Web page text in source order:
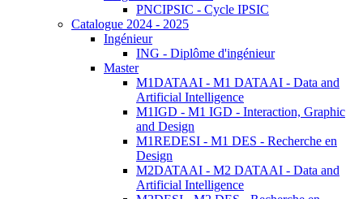
PNCIPSIC - Cycle IPSIC
Catalogue 2024 - 2025
Ingénieur
ING - Diplôme d'ingénieur
Master
M1DATAAI - M1 DATAAI - Data and
Artificial Intelligence
M1IGD - M1 IGD - Interaction, Graphic
and Design
M1REDESI - M1 DES - Recherche en
Design
M2DATAAI - M2 DATAAI - Data and
Artificial Intelligence